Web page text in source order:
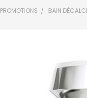
PROMOTIONS BAIN